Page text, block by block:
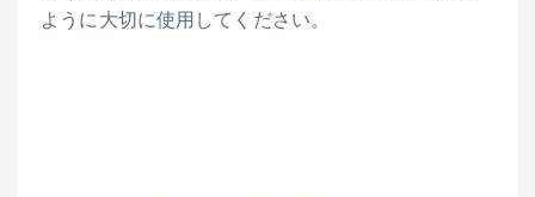
ように大切に使用してください。